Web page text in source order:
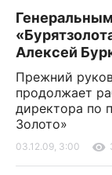
Алексей
Прежний
продолжает
директора по
Золото»
03.12.09, 3:00